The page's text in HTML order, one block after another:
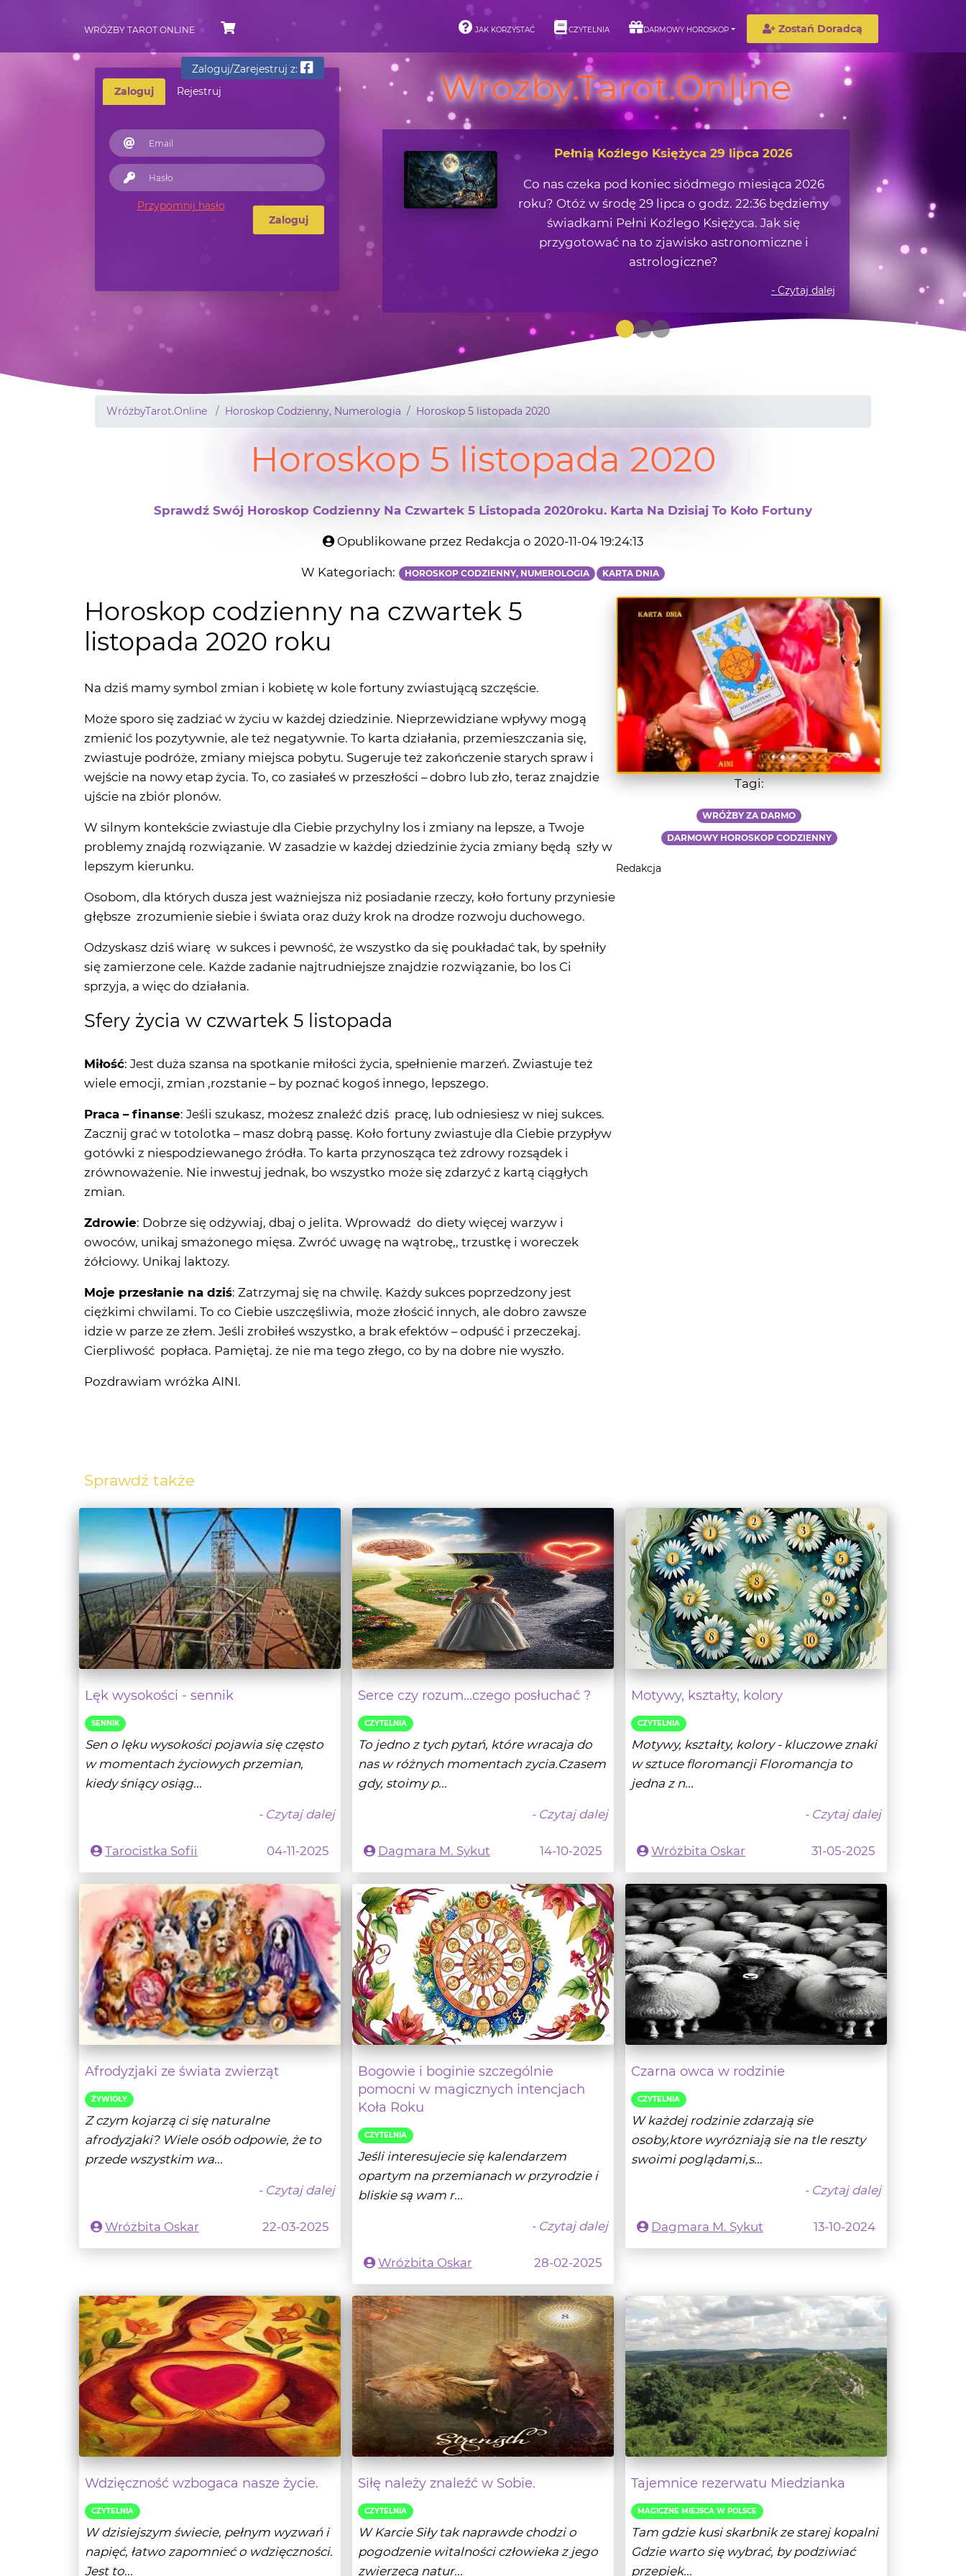
WRÓŻBY TAROT ONLINE JAK KORZYSTAĆ CZYTELNIA DARMOWY HOROSKOP Zostań Doradcą
Zaloguj Rejestruj
Zaloguj/Zarejestruj z:
Przypomnij hasło
Zaloguj
Wrozby.Tarot.Online
Asteroidy i ich wędrówka w okolicach Ziemi
Jaką lekcję życiową możemy zaczerpnąć z obserwacji
zjawisk na nocnym niebie?
- Czytaj dalej
Horoskop 5 listopada 2020
Horoskop 5 listopada 2020
Sprawdź Swój Horoskop Codzienny Na Czwartek 5 Listopada 2020roku. Karta Na Dzisiaj To Koło Fortuny
Horoskop codzienny na czwartek 5
Na dziś mamy symbol zmian i kobietę w kole fortuny zwiastującą szczęście.
zmienić los pozytywnie, ale też negatywnie. To karta działania, przemieszczania się,
wejście na nowy etap życia. To, co zasiałeś w przeszłości – dobro lub zło, teraz znajdzie
ujście na zbiór plonów.
W silnym kontekście zwiastuje dla Ciebie przychylny los i zmiany na lepsze, a Twoje
problemy znajdą rozwiązanie. W zasadzie w każdej dziedzinie życia zmiany będą szły w
Osobom, dla których dusza jest ważniejsza niż posiadanie rzeczy, koło fortuny przyniesie
głębsze zrozumienie siebie i świata oraz duży krok na drodze rozwoju duchowego.
Odzyskasz dziś wiarę w sukces i pewność, że wszystko da się poukładać tak, by spełniły
się zamierzone cele. Każde zadanie najtrudniejsze znajdzie rozwiązanie, bo los Ci
Sfery życia w czwartek 5 listopada
Miłość : Jest duża szansa na spotkanie miłości życia, spełnienie marzeń. Zwiastuje też
wiele emocji, zmian ,rozstanie – by poznać kogoś innego, lepszego.
Praca – finanse: Jeśli szukasz, możesz znaleźć dziś pracę, lub odniesiesz w niej sukces.
Zacznij grać w totolotka – masz dobrą passę. Koło fortuny zwiastuje dla Ciebie przypływ
zrównoważenie. Nie inwestuj jednak, bo wszystko może się zdarzyć z kartą ciągłych
zmian.
Zdrowie: Dobrze się odżywiaj, dbaj o jelita. Wprowadź do diety więcej warzyw i
owoców, unikaj smażonego mięsa. Zwróć uwagę na wątrobę,, trzustkę i woreczek
Moje przesłanie na dziś: Zatrzymaj się na chwilę. Każdy sukces poprzedzony jest
ciężkimi chwilami. To co Ciebie uszczęśliwia, może złościć innych, ale dobro zawsze
Cierpliwość popłaca. Pamiętaj. że nie ma tego złego, co by na dobre nie wyszło.
Pozdrawiam wróżka AINI.
Tagi:
WRÓŻBY ZA DARMO
DARMOWY HOROSKOP CODZIENNY
Lęk wysokości - sennik
Sen o lęku wysokości pojawia się często
w momentach życiowych przemian,
kiedy śniący osiąg...
- Czytaj dalej
Serce czy rozum...czego posłuchać ?
To jedno z tych pytań, które wracaja do
nas w różnych momentach zycia.Czasem
gdy, stoimy p...
- Czytaj dalej
Motywy, kształty, kolory
Motywy, kształty, kolory - kluczowe znaki
w sztuce floromancji Floromancja to
jedna z n...
- Czytaj dalej
Afrodyzjaki ze świata zwierząt
Z czym kojarzą ci się naturalne
afrodyzjaki? Wiele osób odpowie, że to
przede wszystkim wa...
- Czytaj dalej
Bogowie i boginie szczególnie
pomocni w magicznych intencjach
Koła Roku
CZYTELNIA
Jeśli interesujecie się kalendarzem
opartym na przemianach w przyrodzie i
bliskie są wam r...
- Czytaj dalej
Czarna owca w rodzinie
W każdej rodzinie zdarzają sie
osoby,ktore wyrózniają sie na tle reszty
swoimi poglądami,s...
- Czytaj dalej
Wdzięczność wzbogaca nasze życie.
W dzisiejszym świecie, pełnym wyzwań i
napięć, łatwo zapomnieć o wdzięczności.
Jest to...
- Czytaj dalej
Siłę należy znaleźć w Sobie.
W Karcie Siły tak naprawde chodzi o
pogodzenie witalności człowieka z jego
zwierzęcą natur...
- Czytaj dalej
Tajemnice rezerwatu Miedzianka
Tam gdzie kusi skarbnik ze starej kopalni
Gdzie warto się wybrać, by podziwiać
przepięk...
- Czytaj dalej